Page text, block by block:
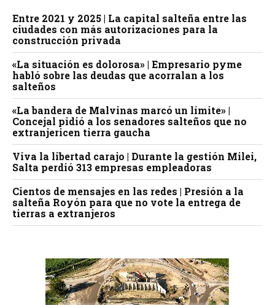
Entre 2021 y 2025 | La capital salteña entre las
ciudades con más autorizaciones para la
construcción privada
«La situación es dolorosa» | Empresario pyme
habló sobre las deudas que acorralan a los
salteños
«La bandera de Malvinas marcó un límite» |
Concejal pidió a los senadores salteños que no
extranjericen tierra gaucha
Viva la libertad carajo | Durante la gestión Milei,
Salta perdió 313 empresas empleadoras
Cientos de mensajes en las redes | Presión a la
salteña Royón para que no vote la entrega de
tierras a extranjeros